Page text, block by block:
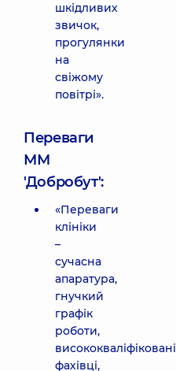
шкідливих
звичок,
прогулянки
на
свіжому
повітрі».
Переваги
ММ
'Добробут':
«Переваги
клініки
–
сучасна
апаратура,
гнучкий
графік
роботи,
висококваліфіковані
фахівці,